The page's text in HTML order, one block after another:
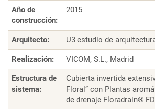
Año de
construcción:
2015
Arquitecto: U3 estudio de
Realización: VICOM, S.L., Madrid
Estructura de
sistema:
Cubierta invertida
Floral” con Plantas
de drenaje Floradrain®